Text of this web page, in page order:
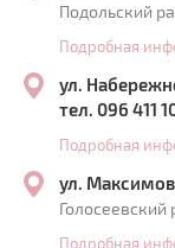
Подольский
Подробная
ул.
тел. 096 411
Подробная
ул.
Голосеевский
Подробная